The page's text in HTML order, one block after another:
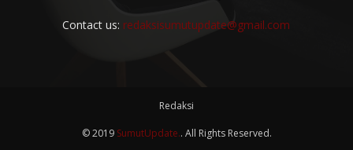
Contact us: redaksisumutupdate@gmail.com
Redaksi
© 2019 SumutUpdate.. All Rights Reserved.